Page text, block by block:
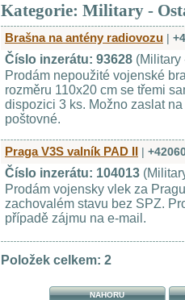
Kategorie: Military -
Brašna na antény radiovozu |
Číslo inzerátu: 93628 (Military
Prodám nepoužité vojenské
rozměru 110x20 cm se třemi
dispozici 3 ks. Možno zaslat
poštovné.
Praga V3S valník PAD II |
Číslo inzerátu: 104013
Prodám vojensky vlek za
zachovalém stavu bez SPZ.
případě zájmu na e-mail.
Položek celkem: 2
NAHORU